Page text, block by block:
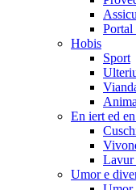
Portal
Hobis
Sport
En iert ed
Lavur
Umor e